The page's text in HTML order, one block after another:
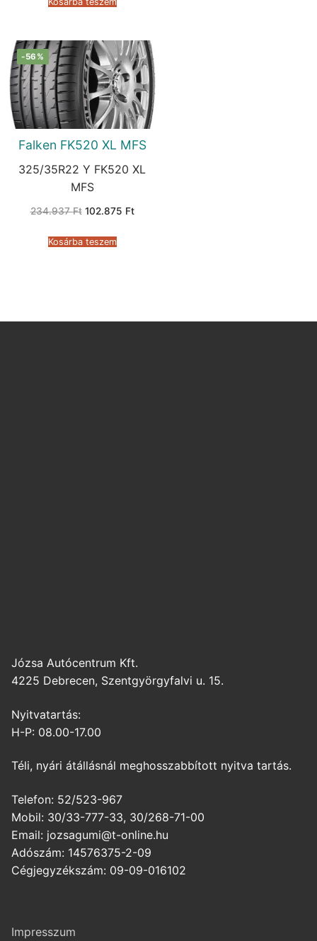
-56%
Falken FK520 XL MFS
325/35R22 Y FK520 XL
MFS
234.937Ft Original
234.937 Ft.
102.875 FtCurrent
Kosárba teszem
Józsa Autócentrum Kft.
4225 Debrecen, Szentgyörgyfalvi u. 15.
Nyitvatartás:
H-P: 08.00-17.00
Téli, nyári átállásnál meghosszabbított nyitva tartás.
Telefon: 52/523-967
Mobil: 30/33-777-33, 30/268-71-00
Email: jozsagumi@t-online.hu
Adószám: 14576375-2-09
Cégjegyzékszám: 09-09-016102
Impresszum